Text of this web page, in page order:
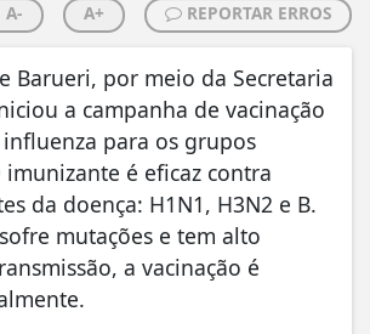
A- A+ REPORTAR ERROS
Barueri, por meio da Secretaria
a campanha de vacinação
para os grupos
é eficaz contra
da doença: H1N1, H3N2 e B.
mutações e tem alto
a vacinação é